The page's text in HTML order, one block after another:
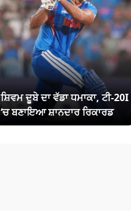
ਸ਼ਿਵਮ ਦੂਬੇ ਦਾ ਵੱਡਾ ਧਮਾਕਾ, ਟੀ-20I
‘ਚ ਬਣਾਇਆ ਸ਼ਾਨਦਾਰ ਰਿਕਾਰਡ